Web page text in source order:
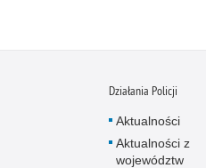
Działania Policji
Aktualności
Aktualności z
województw